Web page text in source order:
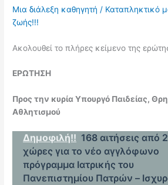
Μια διάλεξη καθηγητή / Καταπληκτικό
ζωής!!!
Ακολουθεί το πλήρες κείμενο της
ΕΡΩΤΗΣΗ
Προς την κυρία Υπουργό Παιδείας,
Αθλητισμού
Δημοφιλή!! 168 αιτήσεις από
χώρες για το νέο αγγλόφωνο
πρόγραμμα Ιατρικής του
Πανεπιστημίου Πατρών –